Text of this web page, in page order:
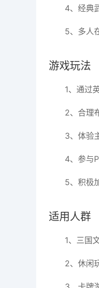
4、经典
5、多人
游戏玩法
1、通过
2、合理
3、体验
4、参与
5、积极
适用人群
1、三国
2、休闲